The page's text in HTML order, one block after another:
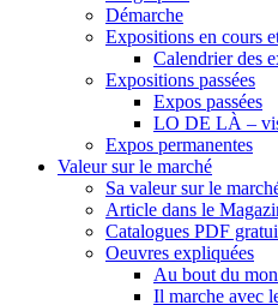
Démarche
Expositions en cours
Calendrier des
Expositions passées
Expos passées
LO DE LÀ –
Expos permanentes
Valeur sur le marché
Sa valeur sur le
Article dans le
Catalogues PDF
Oeuvres expliquées
Au bout du
Il marche avec